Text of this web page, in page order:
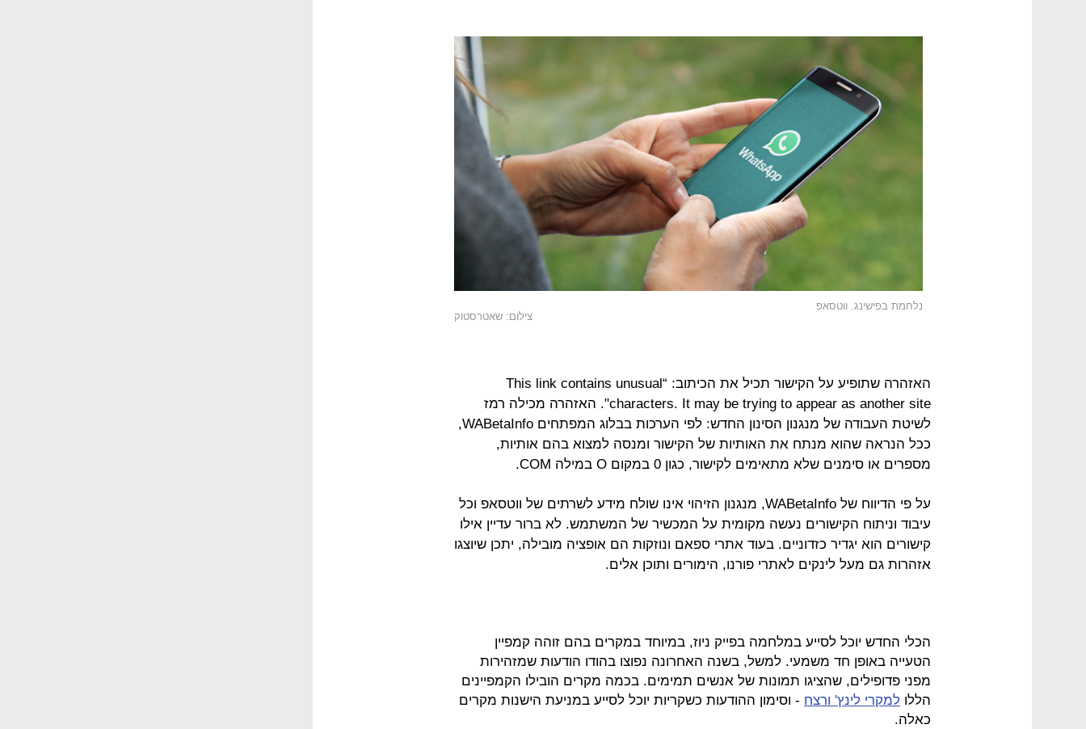
נלחמת בפישינג. ווטסאפ
צילום: שאטרסטוק
האזהרה שתופיע על הקישור תכיל את הכיתוב: “This link contains unusual
characters. It may be trying to appear as another site". האזהרה מכילה רמז
לשיטת העבודה של מנגנון הסינון החדש: לפי הערכות בבלוג המפתחים WABetaInfo,
ככל הנראה שהוא מנתח את האותיות של הקישור ומנסה למצוא בהם אותיות,
מספרים או סימנים שלא מתאימים לקישור, כגון 0 במקום O במילה COM.
על פי הדיווח של WABetaInfo, מנגנון הזיהוי אינו שולח מידע לשרתים של ווטסאפ וכל
עיבוד וניתוח הקישורים נעשה מקומית על המכשיר של המשתמש. לא ברור עדיין אילו
קישורים הוא יגדיר כזדוניים. בעוד אתרי ספאם ונוזקות הם אופציה מובילה, יתכן שיוצגו
אזהרות גם מעל לינקים לאתרי פורנו, הימורים ותוכן אלים.
הכלי החדש יוכל לסייע במלחמה בפייק ניוז, במיוחד במקרים בהם זוהה קמפיין
הטעייה באופן חד משמעי. למשל, בשנה האחרונה נפוצו בהודו הודעות שמזהירות
מפני פדופילים, שהציגו תמונות של אנשים תמימים. בכמה מקרים הובילו הקמפיינים
הללו למקרי לינץ' ורצח - וסימון ההודעות כשקריות יוכל לסייע במניעת הישנות מקרים
כאלה.